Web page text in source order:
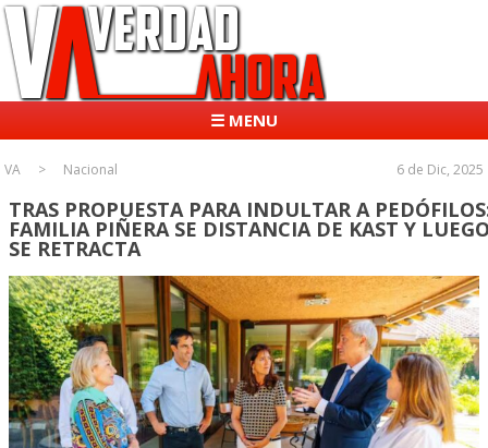
☰ MENU
VA Nacional 6 de Dic, 2025
TRAS PROPUESTA PARA INDULTAR A
FAMILIA PIÑERA SE DISTANCIA DE KAST Y
SE RETRACTA